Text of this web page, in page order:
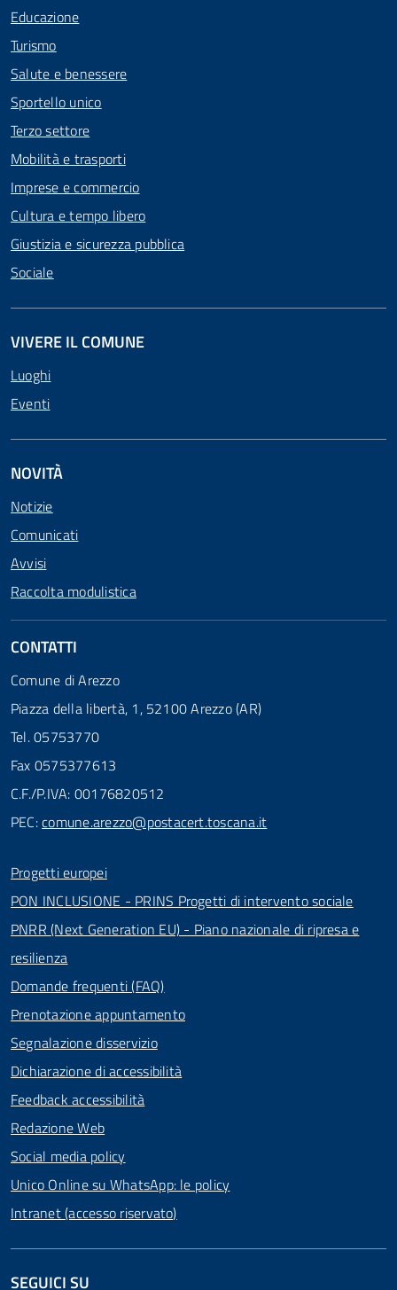
Educazione
Turismo
Salute e benessere
Sportello unico
Terzo settore
Mobilità e trasporti
Imprese e commercio
Cultura e tempo libero
Giustizia e sicurezza pubblica
Sociale
VIVERE IL COMUNE
Luoghi
Eventi
NOVITÀ
Notizie
Comunicati
Avvisi
Raccolta modulistica
CONTATTI
Comune di Arezzo
Piazza della libertà, 1, 52100 Arezzo (AR)
Tel. 05753770
Fax 0575377613
C.F./P.IVA: 00176820512
PEC:comune.arezzo@postacert.toscana.it
Progetti europei
PON INCLUSIONE - PRINS Progetti di intervento sociale
PNRR (Next Generation EU) - Piano nazionale di ripresa e
resilienza
Domande frequenti (FAQ)
Prenotazione appuntamento
Segnalazione disservizio
Dichiarazione di accessibilità
Feedback accessibilità
Redazione Web
Social media policy
Unico Online su WhatsApp: le policy
Intranet (accesso riservato)
SEGUICI SU